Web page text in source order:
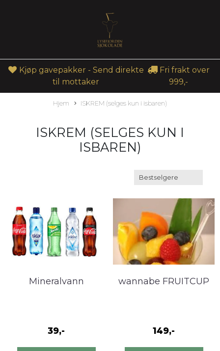
Kjøp gavepakker - Send direkte
til mottaker
Fri frakt over
999,-
Hjem ISKREM (selges kun i isbaren)
ISKREM (SELGES KUN I
ISBAREN)
Mineralvann
39,-
wannabe FRUITCUP
149,-